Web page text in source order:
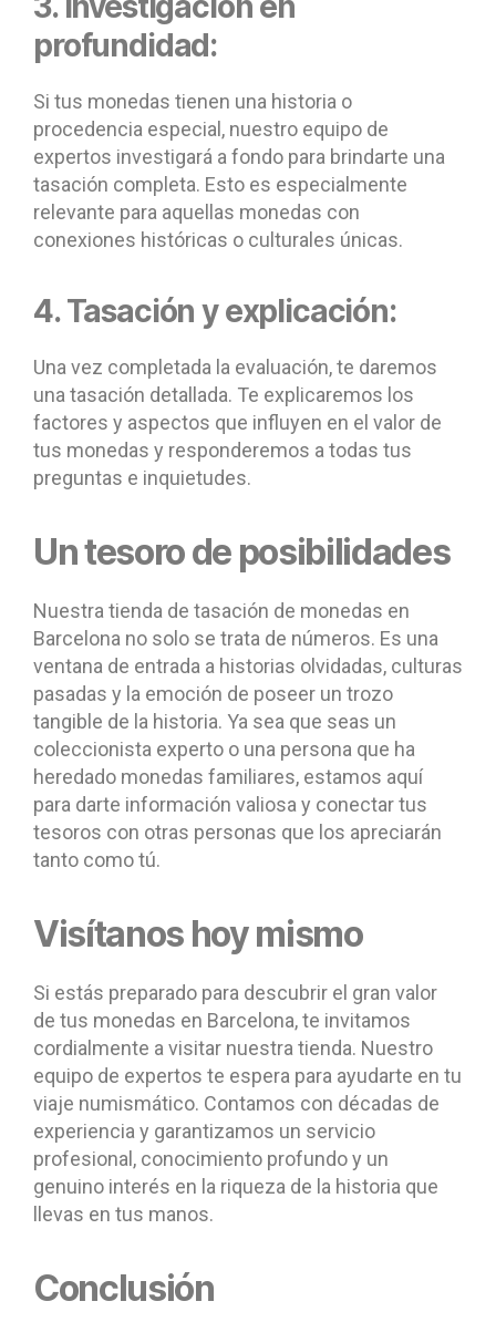
profundidad:
Si tus monedas tienen una historia o
procedencia especial, nuestro equipo de
expertos investigará a fondo para brindarte una
tasación completa. Esto es especialmente
relevante para aquellas monedas con
conexiones históricas o culturales únicas.
4. Tasación y explicación:
Una vez completada la evaluación, te daremos
una tasación detallada. Te explicaremos los
factores y aspectos que influyen en el valor de
tus monedas y responderemos a todas tus
preguntas e inquietudes.
Un tesoro de posibilidades
Nuestra tienda de tasación de monedas en
Barcelona no solo se trata de números. Es una
ventana de entrada a historias olvidadas, culturas
pasadas y la emoción de poseer un trozo
tangible de la historia. Ya sea que seas un
coleccionista experto o una persona que ha
heredado monedas familiares, estamos aquí
para darte información valiosa y conectar tus
tesoros con otras personas que los apreciarán
tanto como tú.
Visítanos hoy mismo
Si estás preparado para descubrir el gran valor
de tus monedas en Barcelona, te invitamos
cordialmente a visitar nuestra tienda. Nuestro
equipo de expertos te espera para ayudarte en tu
viaje numismático. Contamos con décadas de
experiencia y garantizamos un servicio
profesional, conocimiento profundo y un
genuino interés en la riqueza de la historia que
llevas en tus manos.
Conclusión